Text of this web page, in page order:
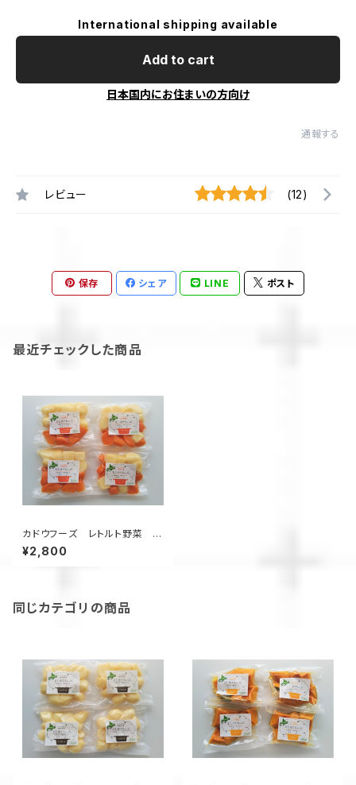
International shipping available
Add to cart
日本国内にお住まいの方向け
通報する
レビュー (12)
保存 シェア LINE ポスト
最近チェックした商品
カドウフーズ レトルト野菜 も
うゆでちゃった じゃがいもと人
参ミックス 200g×4パック/ 北
¥2,800
同じカテゴリの商品